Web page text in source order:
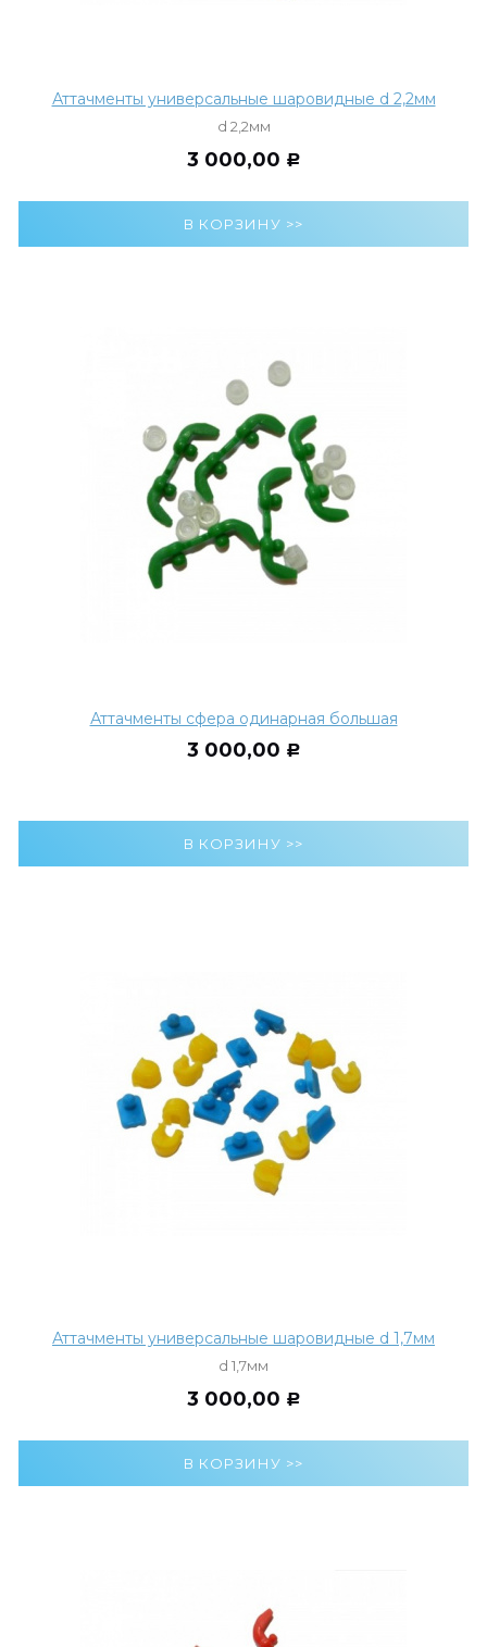
Аттачменты универсальные шаровидные d 2,2мм
d 2,2мм
3 000,00 Р
Аттачменты сфера одинарная большая
3 000,00 Р
Аттачменты универсальные шаровидные d 1,7мм
d 1,7мм
3 000,00 Р